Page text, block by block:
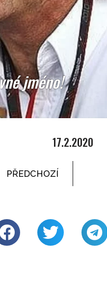
jméno!
17.2.2020
PŘEDCHOZÍ